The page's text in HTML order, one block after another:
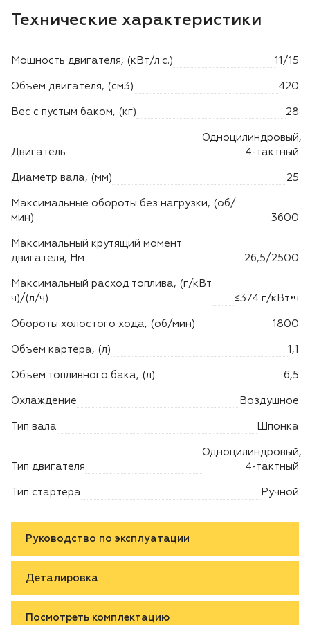
Моющие аппараты
Технические характеристики
Мощность двигателя, (кВт/л.с.) 11/15
Объем двигателя, (см3) 420
Вес с пустым баком, (кг) 28
Двигатель
Одноцилиндровый,
4-тактный
Диаметр вала, (мм) 25
Максимальные обороты без нагрузки, (об/
мин)
3600
Максимальный крутящий момент
двигателя, Нм
26,5/2500
Максимальный расход топлива, (г/кВт
ч)/(л/ч)
≤374 г/кВт•ч
Обороты холостого хода, (об/мин) 1800
Объем картера, (л) 1,1
Объем топливного бака, (л) 6,5
Охлаждение Воздушное
Тип вала Шпонка
Тип двигателя
Одноцилиндровый,
4-тактный
Тип стартера Ручной
Руководство по эксплуатации
Деталировка
Посмотреть комплектацию